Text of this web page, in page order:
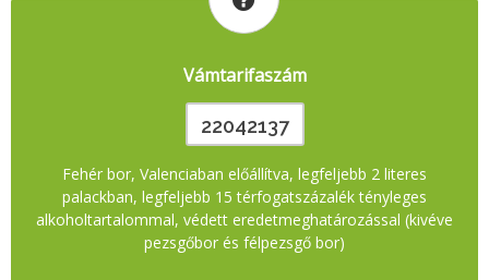
Vámtarifaszám
22042137
Fehér bor, Valenciaban előállítva, legfeljebb 2 literes
palackban, legfeljebb 15 térfogatszázalék tényleges
alkoholtartalommal, védett eredetmeghatározással (kivéve
pezsgőbor és félpezsgő bor)